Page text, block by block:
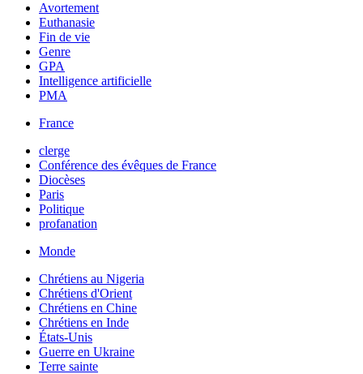
Avortement
Euthanasie
Fin de vie
Genre
GPA
Intelligence artificielle
PMA
France
clerge
Conférence des évêques de France
Diocèses
Paris
Politique
profanation
Monde
Chrétiens au Nigeria
Chrétiens d'Orient
Chrétiens en Chine
Chrétiens en Inde
États-Unis
Guerre en Ukraine
Terre sainte